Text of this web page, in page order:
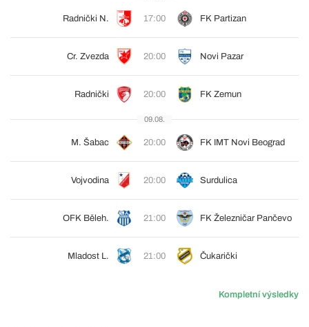
Radnički N. 17:00 FK Partizan
Cr. Zvezda 20:00 Novi Pazar
Radnički 20:00 FK Zemun
09.08.
M. Šabac 20:00 FK IMT Novi Beograd
Vojvodina 20:00 Surdulica
OFK Běleh. 21:00 FK Železničar Pančevo
Mladost L. 21:00 Čukarički
Kompletní výsledky